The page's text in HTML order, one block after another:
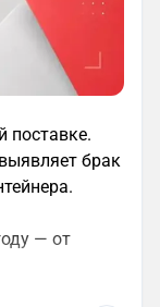
поставке.
брак
— от